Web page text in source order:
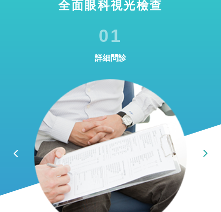
全面眼科視光檢查
01
詳細問診